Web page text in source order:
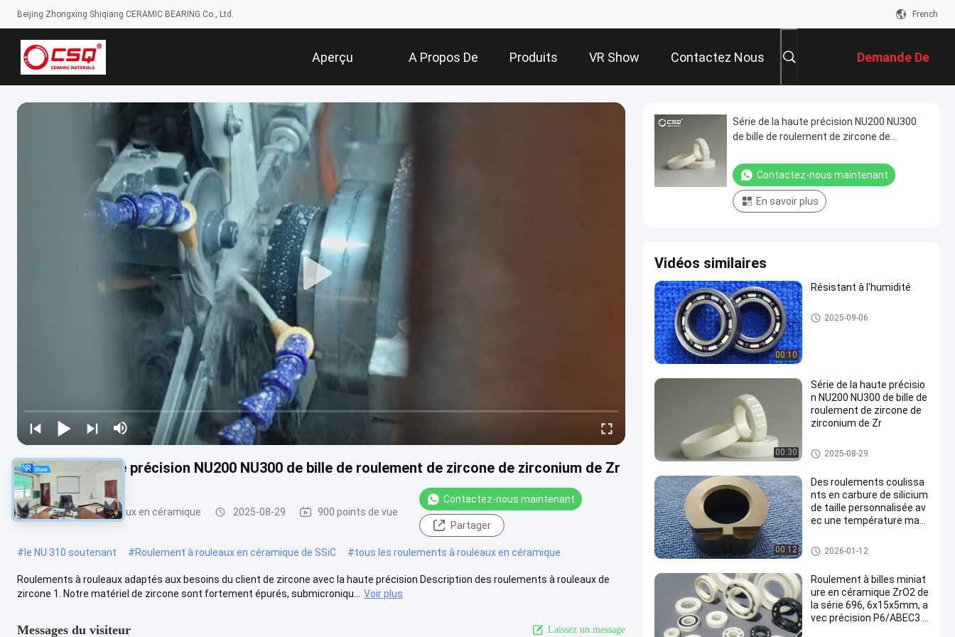
Beijing Zhongxing Shiqiang CERAMIC BEARING Co., Ltd. French
Aperçu A Propos De Produits VR Show Contactez Nous Demande De
Soumission
Série de la haute précision NU200 NU300 de bille de roulement de zircone de zirconium de Zr
Roulements à rouleaux en céramique 2025-08-29 900 points de vue
Contactez-nous maintenant
Partager
#le NU 310 soutenant #Roulement à rouleaux en céramique de SSiC #tous les roulements à rouleaux en céramique
Roulements à rouleaux adaptés aux besoins du client de zircone avec la haute précision Description des roulements à rouleaux de
zircone 1. Notre matériel de zircone sont fortement épurés, submicroniqu...
Voir plus
Messages du visiteur Laissez un message
Série de la haute précision NU200 NU300
de bille de roulement de zircone de
Contactez-nous maintenant
En savoir plus
Vidéos similaires
00:10
Résistant à l'humidité
Roulements à billes en cérami
que
2025-09-06
00:30
Série de la haute précisio
n NU200 NU300 de bille de
roulement de zircone de
zirconium de Zr
Roulements à rouleaux en cér
amique
2025-08-29
00:12
Des roulements coulissa
nts en carbure de silicium
de taille personnalisée av
ec une température maxi
sistance à la corrosion da
ns des environnements di
Incidence de glissement en cér
amique
2026-01-12
Roulement à billes miniat
ure en céramique ZrO2 de
la série 696, 6x15x5mm, a
vec précision P6/ABEC3 à